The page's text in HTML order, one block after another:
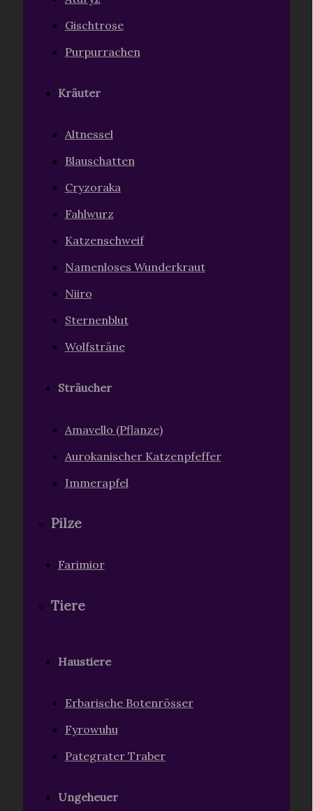
Gischtrose
Purpurrachen
Kräuter
Altnessel
Blauschatten
Cryzoraka
Fahlwurz
Katzenschweif
Namenloses Wunderkraut
Niiro
Sternenblut
Wolfsträne
Sträucher
Amavello (Pflanze)
Aurokanischer Katzenpfeffer
Immerapfel
Pilze
Farimior
Tiere
Haustiere
Erbarische Botenrösser
Fyrowuhu
Pategrater Traber
Ungeheuer